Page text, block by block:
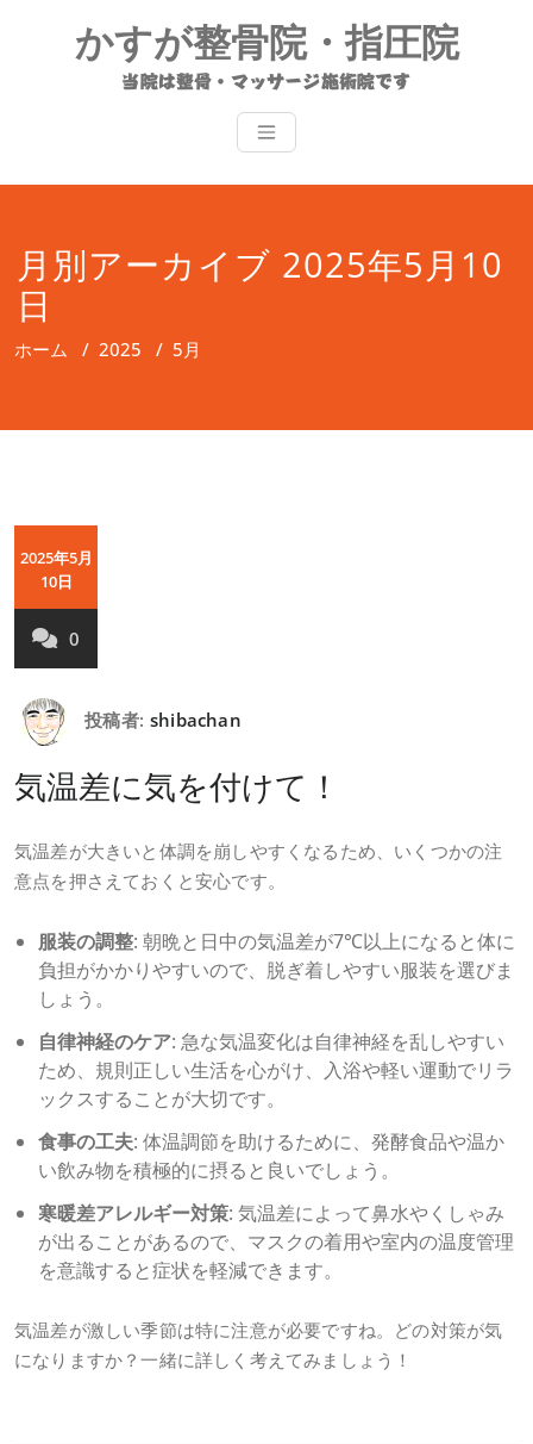
ス
かすが整骨院・指圧院
当院は整骨・マッサージ施術院です
月別アーカイブ 2025年5月10
日
ホーム / 2025 / 5月
2025年5月
10日
0
投稿者: shibachan
気温差に気を付けて！
気温差が大きいと体調を崩しやすくなるため、いくつかの注
意点を押さえておくと安心です。
服装の調整: 朝晩と日中の気温差が7℃以上になると体に
負担がかかりやすいので、脱ぎ着しやすい服装を選びま
しょう。
自律神経のケア: 急な気温変化は自律神経を乱しやすい
ため、規則正しい生活を心がけ、入浴や軽い運動でリラ
ックスすることが大切です。
食事の工夫: 体温調節を助けるために、発酵食品や温か
い飲み物を積極的に摂ると良いでしょう。
寒暖差アレルギー対策: 気温差によって鼻水やくしゃみ
が出ることがあるので、マスクの着用や室内の温度管理
を意識すると症状を軽減できます。
気温差が激しい季節は特に注意が必要ですね。どの対策が気
になりますか？一緒に詳しく考えてみましょう！